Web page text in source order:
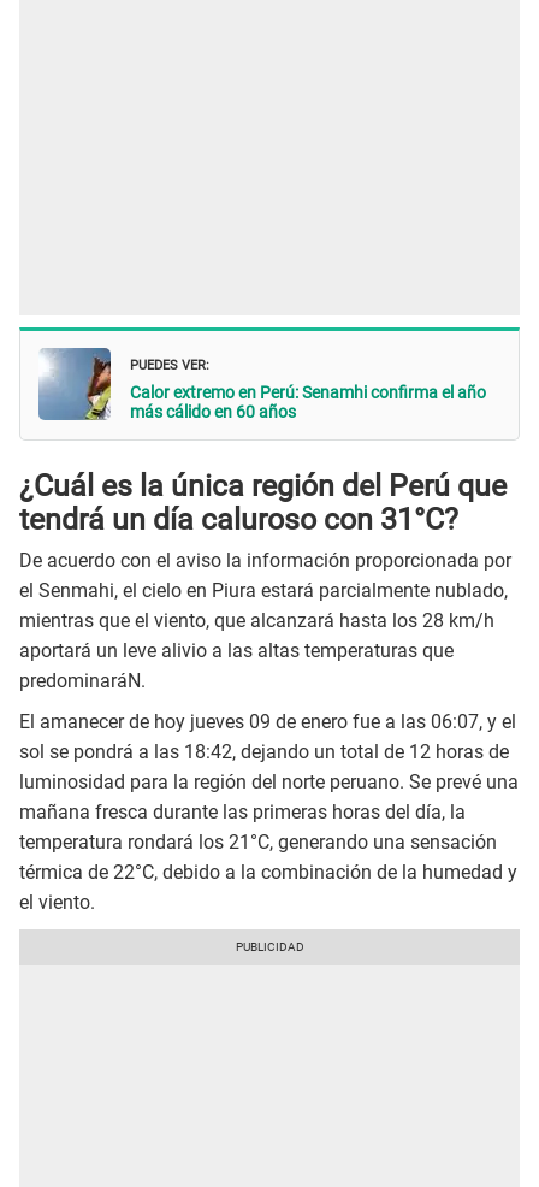
PUEDES VER:
Calor extremo en Perú: Senamhi confirma el año
más cálido en 60 años
¿Cuál es la única región del Perú que
tendrá un día caluroso con 31°C?
De acuerdo con el aviso la información proporcionada por
el Senmahi, el cielo en Piura estará parcialmente nublado,
mientras que el viento, que alcanzará hasta los 28 km/h
aportará un leve alivio a las altas temperaturas que
predominaráN.
El amanecer de hoy jueves 09 de enero fue a las 06:07, y el
sol se pondrá a las 18:42, dejando un total de 12 horas de
luminosidad para la región del norte peruano. Se prevé una
mañana fresca durante las primeras horas del día, la
temperatura rondará los 21°C, generando una sensación
térmica de 22°C, debido a la combinación de la humedad y
el viento.